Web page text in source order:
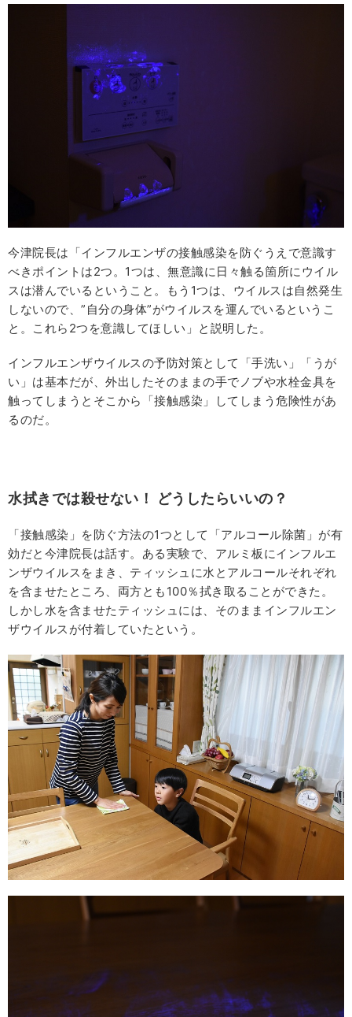
今津院長は「インフルエンザの接触感染を防ぐうえで意識す
べきポイントは2つ。1つは、無意識に日々触る箇所にウイル
スは潜んでいるということ。もう1つは、ウイルスは自然発生
しないので、”自分の身体”がウイルスを運んでいるというこ
と。これら2つを意識してほしい」と説明した。
インフルエンザウイルスの予防対策として「手洗い」「うが
い」は基本だが、外出したそのままの手でノブや水栓金具を
触ってしまうとそこから「接触感染」してしまう危険性があ
るのだ。
水拭きでは殺せない！ どうしたらいいの？
「接触感染」を防ぐ方法の1つとして「アルコール除菌」が有
効だと今津院長は話す。ある実験で、アルミ板にインフルエ
ンザウイルスをまき、ティッシュに水とアルコールそれぞれ
を含ませたところ、両方とも100％拭き取ることができた。
しかし水を含ませたティッシュには、そのままインフルエン
ザウイルスが付着していたという。